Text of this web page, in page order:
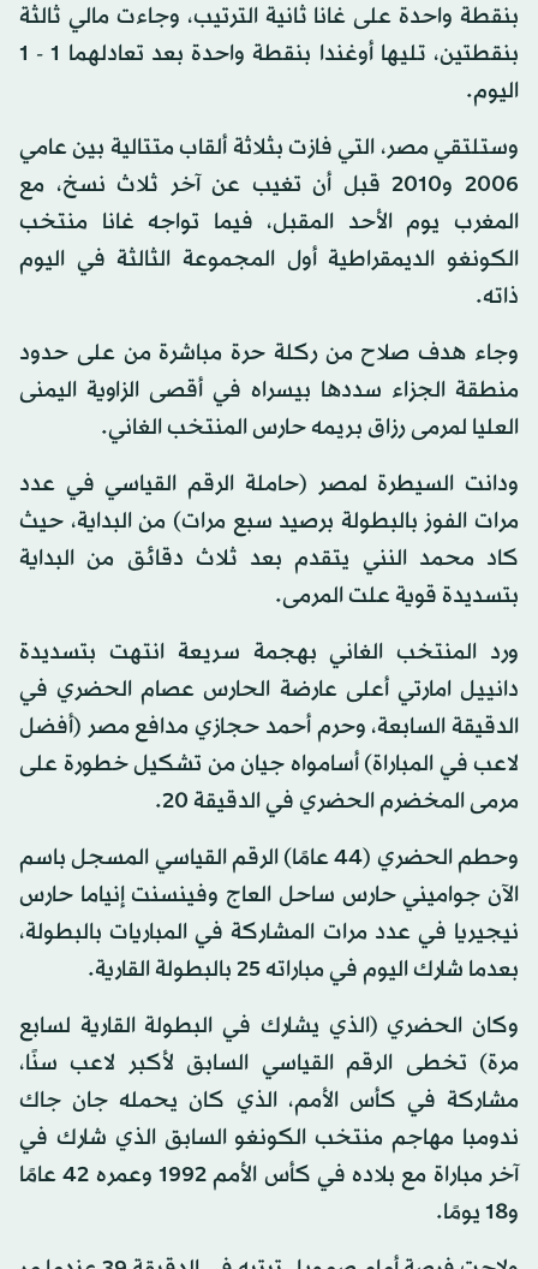
بنقطة واحدة على غانا ثانية الترتيب، وجاءت مالي ثالثة
بنقطتين، تليها أوغندا بنقطة واحدة بعد تعادلهما 1 - 1
اليوم.
وستلتقي مصر، التي فازت بثلاثة ألقاب متتالية بين عامي
2006 و2010 قبل أن تغيب عن آخر ثلاث نسخ، مع
المغرب يوم الأحد المقبل، فيما تواجه غانا منتخب
الكونغو الديمقراطية أول المجموعة الثالثة في اليوم
ذاته.
وجاء هدف صلاح من ركلة حرة مباشرة من على حدود
منطقة الجزاء سددها بيسراه في أقصى الزاوية اليمنى
العليا لمرمى رزاق بريمه حارس المنتخب الغاني.
ودانت السيطرة لمصر (حاملة الرقم القياسي في عدد
مرات الفوز بالبطولة برصيد سبع مرات) من البداية، حيث
كاد محمد النني يتقدم بعد ثلاث دقائق من البداية
بتسديدة قوية علت المرمى.
ورد المنتخب الغاني بهجمة سريعة انتهت بتسديدة
دانييل امارتي أعلى عارضة الحارس عصام الحضري في
الدقيقة السابعة، وحرم أحمد حجازي مدافع مصر (أفضل
لاعب في المباراة) أسامواه جيان من تشكيل خطورة على
مرمى المخضرم الحضري في الدقيقة 20.
وحطم الحضري (44 عامًا) الرقم القياسي المسجل باسم
الآن جواميني حارس ساحل العاج وفينسنت إنياما حارس
نيجيريا في عدد مرات المشاركة في المباريات بالبطولة،
بعدما شارك اليوم في مباراته 25 بالبطولة القارية.
وكان الحضري (الذي يشارك في البطولة القارية لسابع
مرة) تخطى الرقم القياسي السابق لأكبر لاعب سنًا،
مشاركة في كأس الأمم، الذي كان يحمله جان جاك
ندومبا مهاجم منتخب الكونغو السابق الذي شارك في
آخر مباراة مع بلاده في كأس الأمم 1992 وعمره 42 عامًا
و18 يومًا.